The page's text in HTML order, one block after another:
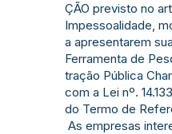
ÇÃO previsto no
Impessoalidade,
a apresentarem
Ferramenta de
tração Pública
com a Lei nº.
do Termo de
As empresas